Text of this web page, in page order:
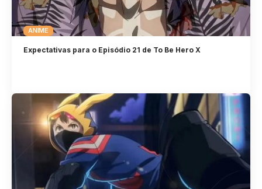
ANIME
Expectativas para o Episódio 21 de To Be Hero X